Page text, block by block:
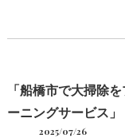
「船橋市で大掃除
ーニングサービス」
2025/07/26